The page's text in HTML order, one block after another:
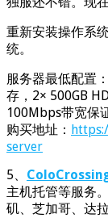
重新安装操作系
统。
服务器最低配置
存，2× 500GB
100Mbps带宽保
购买地址：
server
5、
主机托管等服务
矶、芝加哥、达